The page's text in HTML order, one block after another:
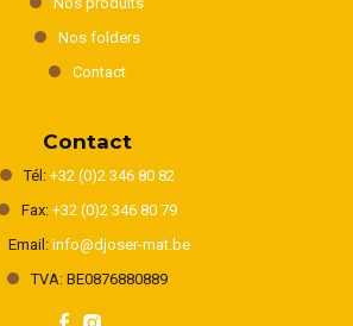
Nos folders
Contact
Contact
Tél: +32 (0)2 346 80 82
Fax: +32 (0)2 346 80 79
Email: info@djoser-mat.be
TVA: BE0876880889